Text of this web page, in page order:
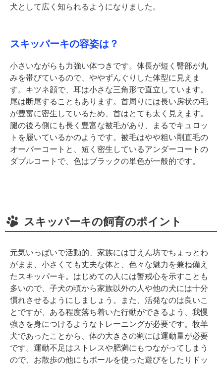
犬として広く知られるようになりました。
スキッパーキの容姿は？
小さいながらも力強い体つきです。体長が短く臀部が丸
みを帯びているので、ややずんぐりした体型に見えま
す。キツネ顔で、耳は小さな三角形で直立しています。
尾は断尾することもあります。首周りには長い房状の毛
が豊富に密生しているため、首はとても太く見えます。
腿の後ろ側にも長く豊富な被毛があり、まるでキュロッ
トを履いているかのようです。被毛はやや粗い剛直毛の
オーバーコートと、短く密生しているアンダーコートの
ダブルコートで、色はブラックの単色が一般的です。
スキッパーキの飼育のポイント
元気いっぱいで活動的、家族には甘えん坊でちょっとわ
がまま、小さくても丈夫な体と、色々な魅力を兼ね備え
たスキッパーキ。はじめての人には警戒心を示すことも
多いので、子犬の頃から家族以外の人や他の犬には十分
慣れさせるようにしましょう。また、活発なのは良いこ
とですが、ある程度落ち着いた行動ができるよう、我慢
強さを身につけるようなトレーニングが必要です。牧羊
犬であったことから、体の大きさの割には運動量が必要
です。運動不足はストレスや肥満にもつながってしまう
ので、お散歩の他にもボールを使った遊びをしたりドッ